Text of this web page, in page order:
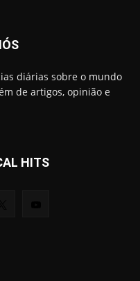
diárias sobre o mundo
de artigos, opinião e
HITS